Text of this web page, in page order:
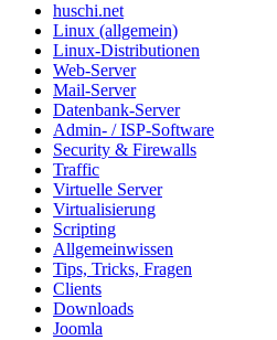
huschi.net
Linux (allgemein)
Linux-Distributionen
Web-Server
Mail-Server
Datenbank-Server
Admin- / ISP-Software
Security & Firewalls
Traffic
Virtuelle Server
Virtualisierung
Scripting
Allgemeinwissen
Tips, Tricks, Fragen
Clients
Downloads
Joomla